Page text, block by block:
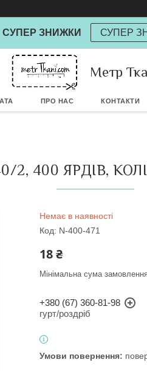
СУПЕР ЗНИЖКИ СУПЕР
Метр
ПРО НАС КОНТАКТИ
2, 400 ЯРДІВ,
Немає в наявності
Код: N-400-471
18 ₴
Мінімальна сума
+380 (67) 360-81-98
гурт/роздріб